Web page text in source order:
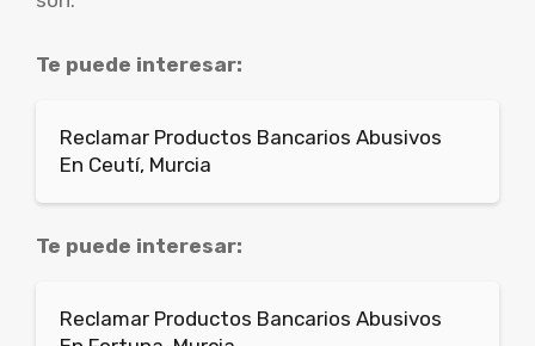
Te puede interesar:
Reclamar Productos Bancarios Abusivos
En Ceutí, Murcia
Te puede interesar:
Reclamar Productos Bancarios Abusivos